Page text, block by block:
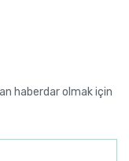
haberdar olmak için